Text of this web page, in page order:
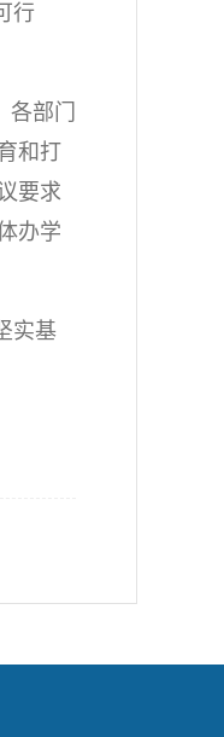
行
部门
和打
要求
办学
实基